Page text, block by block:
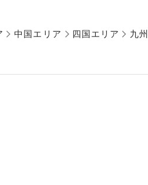
中国エリア 四国エリア 九